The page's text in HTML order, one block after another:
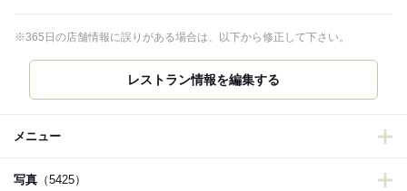
※365日の店舗情報に誤りがある場合は、以下から修正して下さい。
メニュー
写真 （5425）